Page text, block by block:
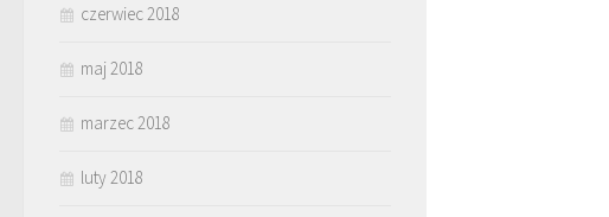
czerwiec 2018
maj 2018
marzec 2018
luty 2018